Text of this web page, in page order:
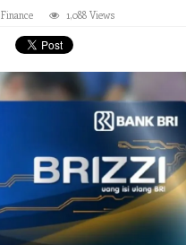
Finance 1,088 Views